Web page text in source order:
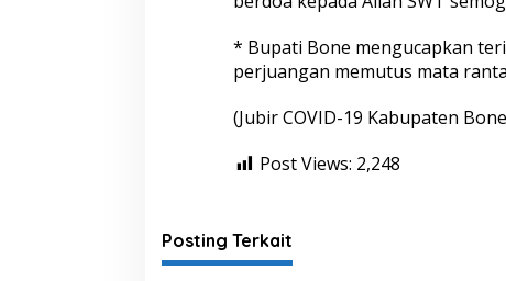
* Bupati Bone mengucapkan
perjuangan memutus mata
(Jubir COVID-19 Kabupaten
Post Views: 2,248
Posting Terkait